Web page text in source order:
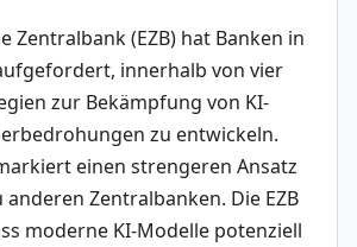
Zentralbank (EZB) hat Banken in
innerhalb von vier
zur Bekämpfung von KI-
zu entwickeln.
einen strengeren Ansatz
anderen Zentralbanken. Die EZB
moderne KI-Modelle potenziell